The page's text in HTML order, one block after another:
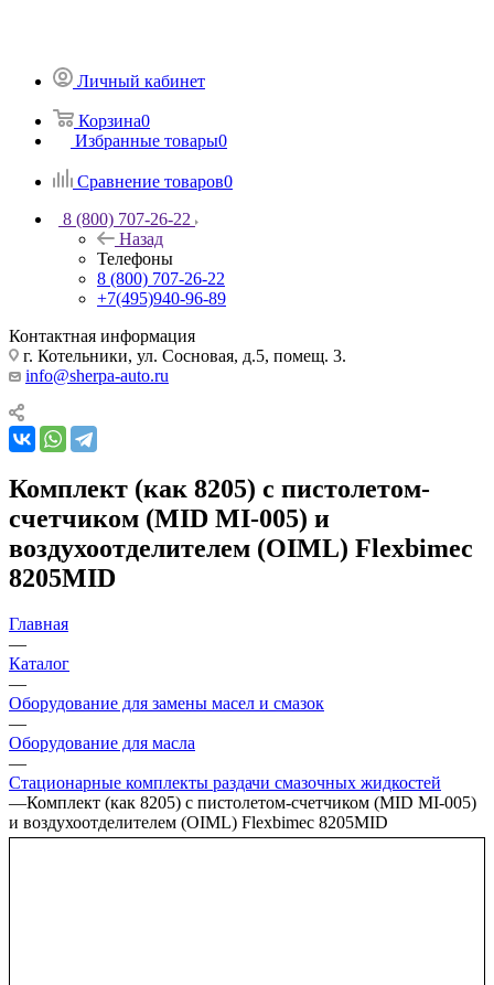
Личный кабинет
Корзина0
Избранные товары0
Сравнение товаров0
8 (800) 707-26-22
Назад
Телефоны
8 (800) 707-26-22
+7(495)940-96-89
Контактная информация
г. Котельники, ул. Сосновая, д.5, помещ. 3.
info@sherpa-auto.ru
Комплект (как 8205) с пистолетом-
счетчиком (MID MI-005) и
воздухоотделителем (OIML) Flexbimec
8205MID
Главная
—
Каталог
—
Оборудование для замены масел и смазок
—
Оборудование для масла
—
Стационарные комплекты раздачи смазочных жидкостей
—Комплект (как 8205) с пистолетом-счетчиком (MID MI-005)
и воздухоотделителем (OIML) Flexbimec 8205MID